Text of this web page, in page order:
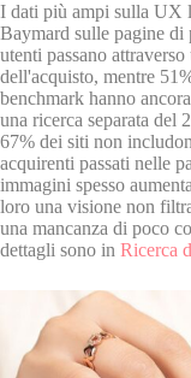
I dati più ampi sulla UX
Baymard sulle pagine di
utenti passano
dell'acquisto, mentre
benchmark hanno
una ricerca separata del
67% dei siti non
acquirenti passati nelle
immagini spesso
loro una visione non
una mancanza di poco
dettagli sono in Ricerca